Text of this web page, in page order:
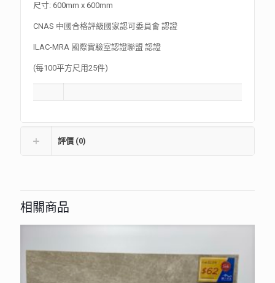
尺寸: 600mm x 600mm
CNAS 中國合格評級國家認可委員會 認證
ILAC-MRA 國際實驗室認證聯盟 認證
(每100平方尺用25件)
評價 (0)
相關商品